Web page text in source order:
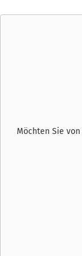
Möchten Sie von